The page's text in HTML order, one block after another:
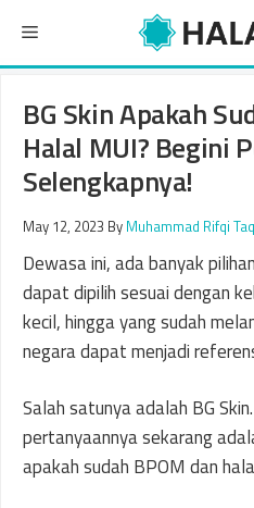
content
Menu
BG Skin Apakah
Halal MUI? Begini
Selengkapnya!
May 12, 2023 By Muhammad Rifqi
Dewasa ini, ada banyak
dapat dipilih sesuai dengan
kecil, hingga yang sudah
negara dapat menjadi
Salah satunya adalah BG
pertanyaannya sekarang
apakah sudah BPOM dan